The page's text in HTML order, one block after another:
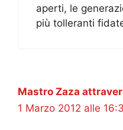
aperti, le
più tolleranti
Mastro Zaza
1 Marzo 2012 alle